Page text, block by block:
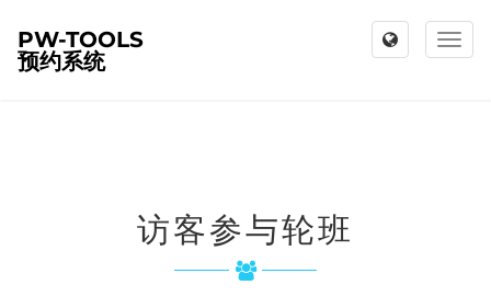
Toggle
PW-TOOLS
预约系统
访客参与轮班